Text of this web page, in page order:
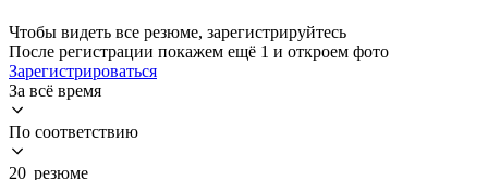
Чтобы видеть все резюме, зарегистрируйтесь
После регистрации покажем ещё 1 и откроем фото
Зарегистрироваться
За всё время
По соответствию
20 резюме